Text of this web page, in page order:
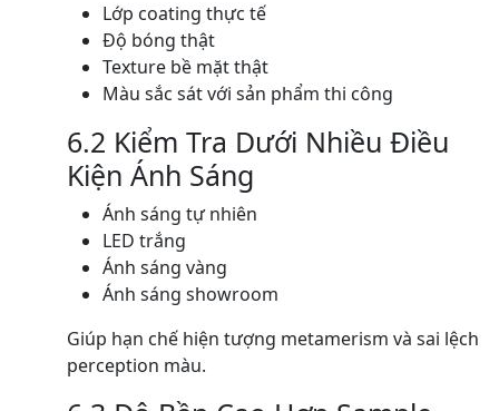
Lớp coating thực tế
Độ bóng thật
Texture bề mặt thật
Màu sắc sát với sản phẩm thi công
6.2 Kiểm Tra Dưới Nhiều Điều
Kiện Ánh Sáng
Ánh sáng tự nhiên
LED trắng
Ánh sáng vàng
Ánh sáng showroom
Giúp hạn chế hiện tượng metamerism và sai lệch
perception màu.